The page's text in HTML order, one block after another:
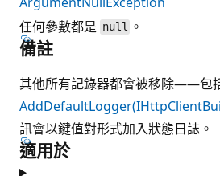
任何參數都是 null 。
備註
其他所有記錄器都會被移除——包
訊會以鍵值對形式加入狀態日誌。
適用於